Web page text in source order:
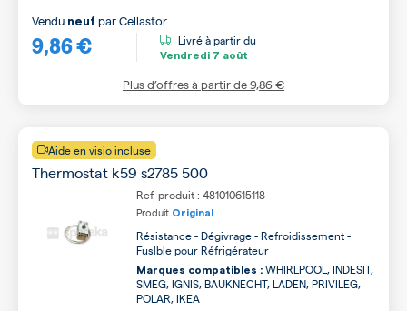
9,86 €
Vendu neuf parCellastor
Livré à partir du
Vendredi 7 août
Plus d’offres à partir de9,86 €
Aide en visio incluse
Thermostat k59 s2785 500
Ref. produit : 481010615118
Produit Original
Résistance - Dégivrage - Refroidissement -
Fuslble pour Réfrigérateur
Marques compatibles : WHIRLPOOL, INDESIT,
SMEG, IGNIS, BAUKNECHT, LADEN, PRIVILEG,
POLAR, IKEA